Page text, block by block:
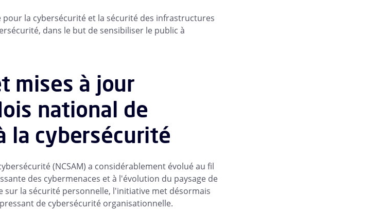
pour la cybersécurité et la sécurité des infrastructures
dans le but de sensibiliser le public à
mises à jour
national de
la cybersécurité
(NCSAM) a considérablement évolué au fil
des cybermenaces et à l'évolution du paysage de
sur la sécurité personnelle, l'initiative met désormais
de cybersécurité organisationnelle.